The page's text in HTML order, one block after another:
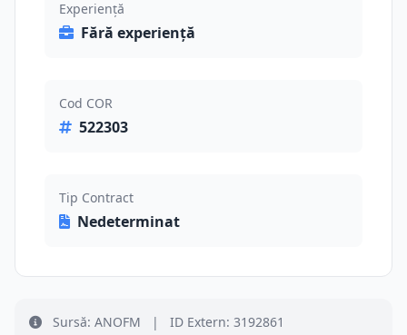
Experiență
Fără experiență
Cod COR
522303
Tip Contract
Nedeterminat
Sursă: ANOFM | ID Extern: 3192861